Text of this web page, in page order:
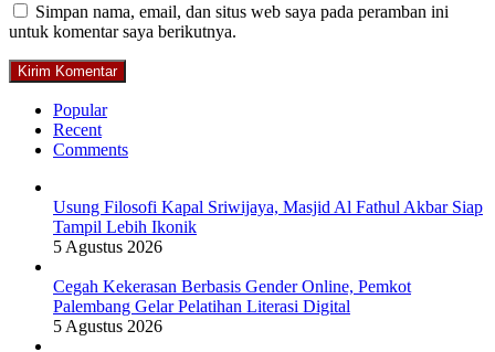
Simpan nama, email, dan situs web saya pada peramban ini
untuk komentar saya berikutnya.
Popular
Recent
Comments
Usung Filosofi Kapal Sriwijaya, Masjid Al Fathul Akbar Siap
Tampil Lebih Ikonik
5 Agustus 2026
Cegah Kekerasan Berbasis Gender Online, Pemkot
Palembang Gelar Pelatihan Literasi Digital
5 Agustus 2026